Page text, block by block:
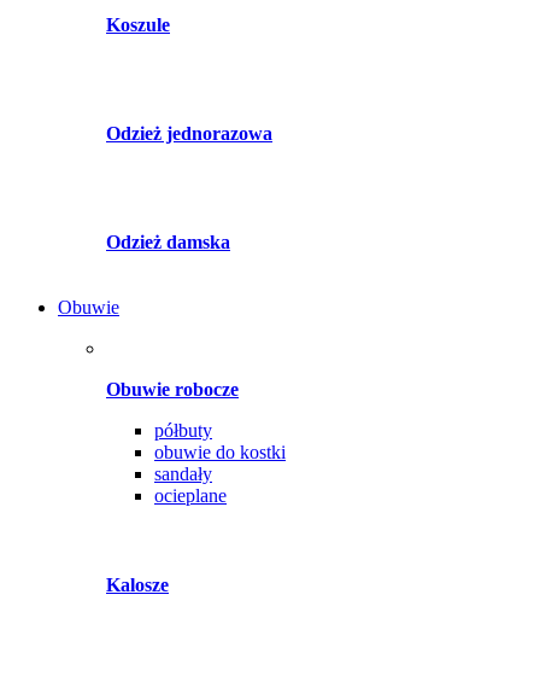
Koszule
Odzież jednorazowa
Odzież damska
Obuwie
Obuwie robocze
półbuty
obuwie do kostki
sandały
ocieplane
Kalosze